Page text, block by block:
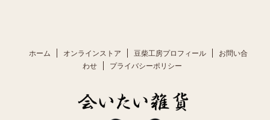
ホーム オンラインストア 豆柴工房プロフィール
お問い合
わせ
プライバシーポリシー